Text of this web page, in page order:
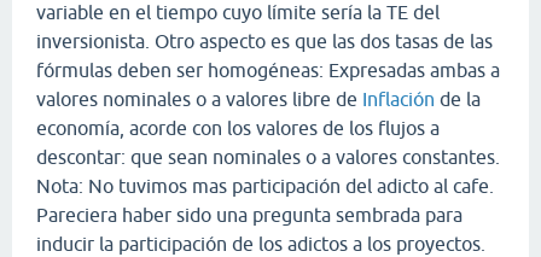
variable en el tiempo cuyo límite sería la TE del
inversionista. Otro aspecto es que las dos tasas de las
fórmulas deben ser homogéneas: Expresadas ambas a
valores nominales o a valores libre de Inflación de la
economía, acorde con los valores de los flujos a
descontar: que sean nominales o a valores constantes.
Nota: No tuvimos mas participación del adicto al cafe.
Pareciera haber sido una pregunta sembrada para
inducir la participación de los adictos a los proyectos.